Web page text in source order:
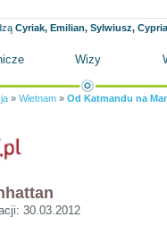
Cyriak, Emilian, Sylwiusz,
Wizy
» Wietnam » Od Katmandu na
30.03.2012